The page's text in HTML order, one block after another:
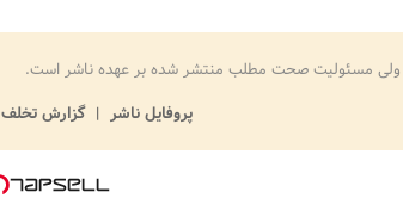
ولی مسئولیت صحت مطلب منتشر شده بر عهده ناشر است.
پروفایل ناشر
گزارش تخلف